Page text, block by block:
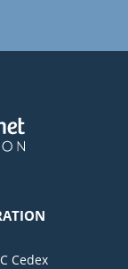
Cedex